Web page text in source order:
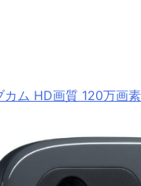
カム HD画質 120万画